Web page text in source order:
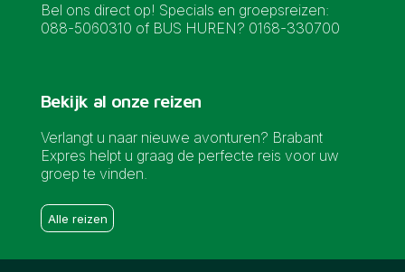
Bel ons direct op! Specials en groepsreizen:
088-5060310 of BUS HUREN? 0168-330700
Bekijk al onze reizen
Verlangt u naar nieuwe avonturen? Brabant
Expres helpt u graag de perfecte reis voor uw
groep te vinden.
Alle reizen